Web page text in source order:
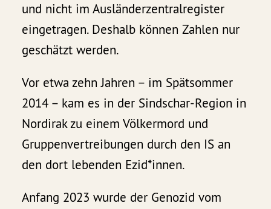
und nicht im Ausländerzentralregister
eingetragen. Deshalb können Zahlen nur
geschätzt werden.
Vor etwa zehn Jahren – im Spätsommer
2014 – kam es in der Sindschar-Region in
Nordirak zu einem Völkermord und
Gruppenvertreibungen durch den IS an
den dort lebenden Ezid*innen.
Anfang 2023 wurde der Genozid vom